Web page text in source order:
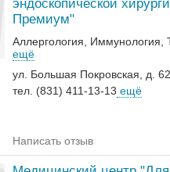
эндоскопической
Премиум"
Аллергология Иммунология
ещё
ул. Большая Покровская, д. 62
тел. (831) 411-13-13 ещё
Написать отзыв